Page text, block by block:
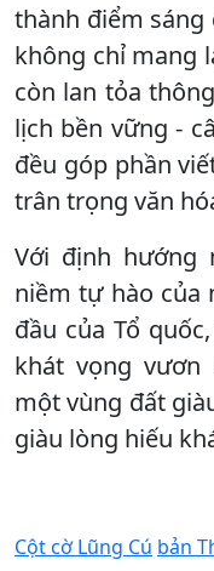
thành điểm sáng
không chỉ mang
còn lan tỏa
lịch bền vững -
đều góp phần
trân trọng văn
Với định hướng
niềm tự hào của
đầu của Tổ
khát vọng vươn
một vùng đất
giàu lòng hiếu
Cột cờ Lũng Cú bản